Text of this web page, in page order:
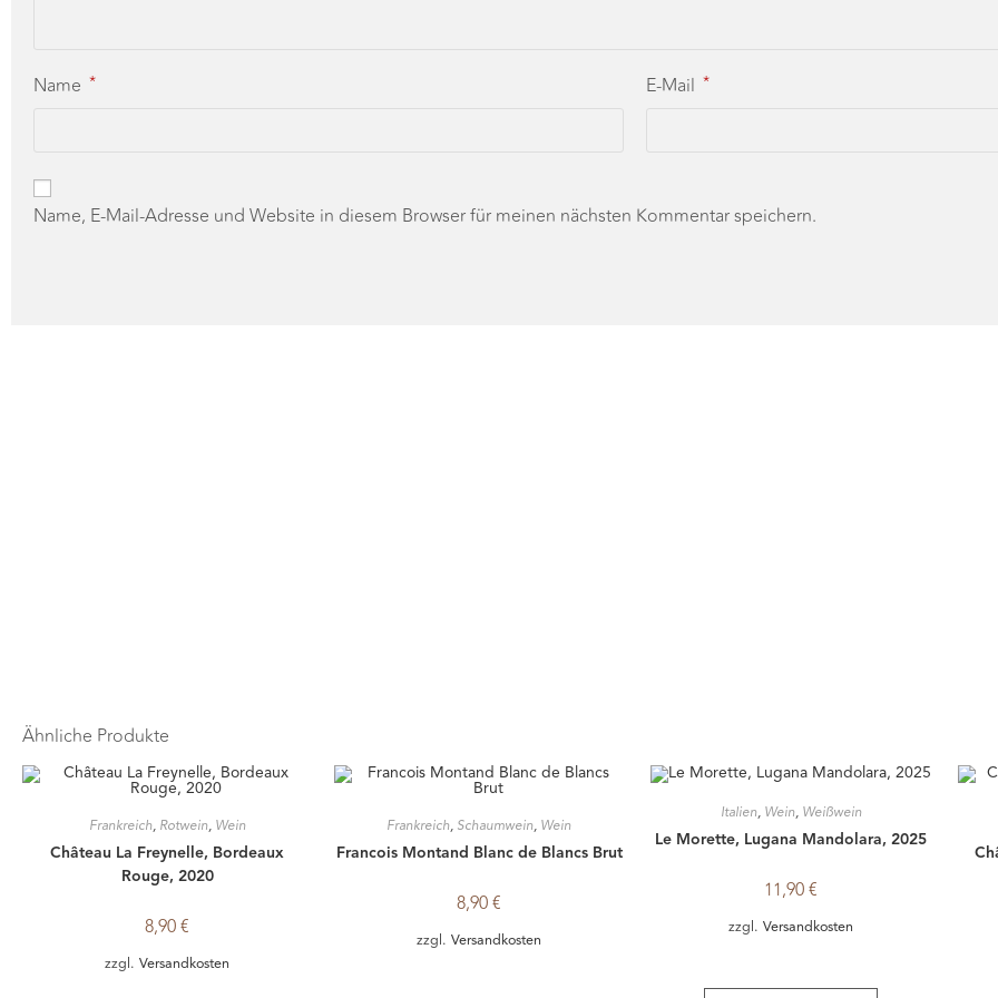
Name * E-Mail *
Name, E-Mail-Adresse und Website in diesem Browser für meinen nächsten Kommentar speichern.
Ähnliche Produkte
Frankreich, Rotwein, Wein
Château La Freynelle, Bordeaux
Rouge, 2020
8,90€
zzgl. Versandkosten
Frankreich, Schaumwein, Wein
Francois Montand Blanc de Blancs Brut
8,90€
zzgl. Versandkosten
Italien, Wein, Weißwein
Le Morette, Lugana Mandolara, 2025
11,90€
zzgl. Versandkosten